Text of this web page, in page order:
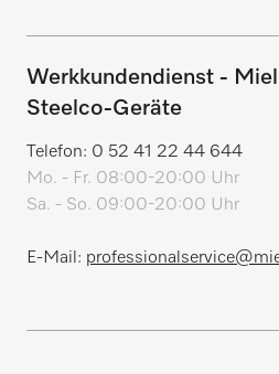
Werkkundendienst -
Steelco-Geräte
Telefon: 0 52 41 22 44 644
Mo. - Fr. 08:00-20:00 Uhr
Sa. - So. 09:00-20:00 Uhr
E-Mail: